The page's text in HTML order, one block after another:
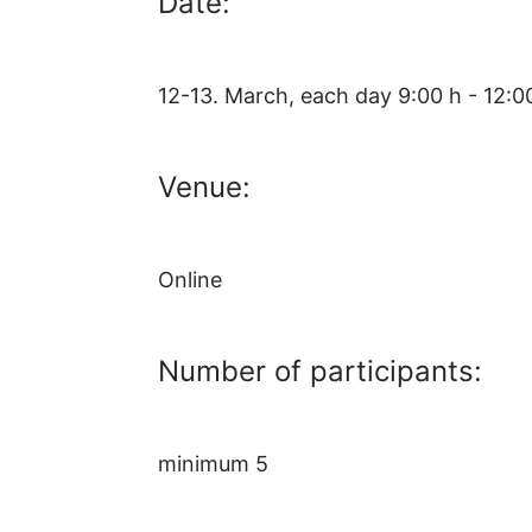
12-13. March, each day 9:00 h -
Venue:
Online
Number of participants:
minimum 5